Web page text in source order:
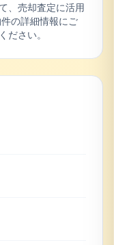
、売却査定に活用
の詳細情報にご
ださい。